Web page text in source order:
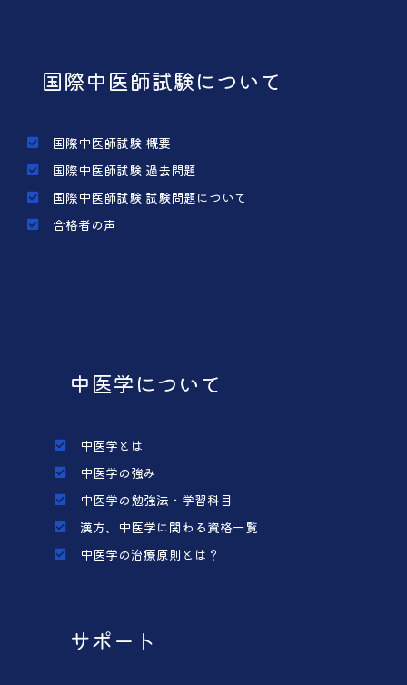
国際中医師試験について
国際中医師試験 概要
国際中医師試験 過去問題
国際中医師試験 試験問題について
合格者の声
中医学について
中医学とは
中医学の強み
中医学の勉強法・学習科目
漢方、中医学に関わる資格一覧
中医学の治療原則とは？
サポート